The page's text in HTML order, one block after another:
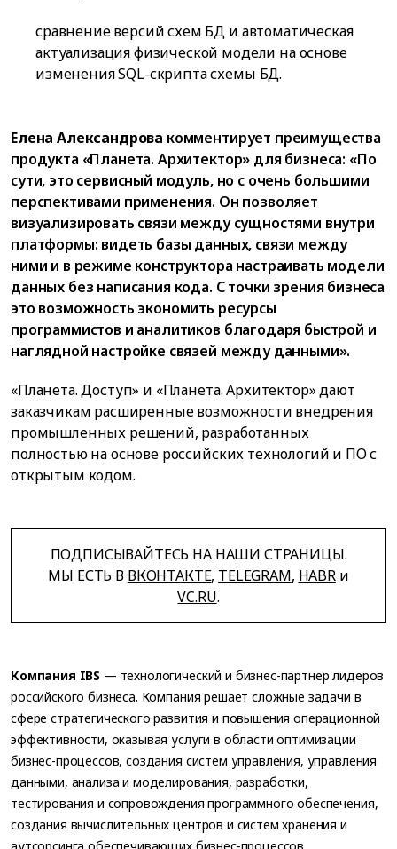
сравнение версий схем БД и автоматическая
актуализация физической модели на основе
изменения SQL-скрипта схемы БД.
Елена Александрова комментирует преимущества
продукта «Планета. Архитектор» для бизнеса: «По
сути, это сервисный модуль, но с очень большими
перспективами применения. Он позволяет
визуализировать связи между сущностями внутри
платформы: видеть базы данных, связи между
ними и в режиме конструктора настраивать модели
данных без написания кода. С точки зрения бизнеса
это возможность экономить ресурсы
программистов и аналитиков благодаря быстрой и
наглядной настройке связей между данными».
«Планета. Доступ» и «Планета. Архитектор» дают
заказчикам расширенные возможности внедрения
промышленных решений, разработанных
полностью на основе российских технологий и ПО с
открытым кодом.
ПОДПИСЫВАЙТЕСЬ НА НАШИ СТРАНИЦЫ.
МЫ ЕСТЬ В ВКОНТАКТЕ, TELEGRAM, HABRи
VC.RU.
Компания IBS — технологический и бизнес-партнер лидеров
российского бизнеса. Компания решает сложные задачи в
сфере стратегического развития и повышения операционной
эффективности, оказывая услуги в области оптимизации
бизнес-процессов, создания систем управления, управления
данными, анализа и моделирования, разработки,
тестирования и сопровождения программного обеспечения,
создания вычислительных центров и систем хранения и
аутсорсинга обеспечивающих бизнес-процессов.